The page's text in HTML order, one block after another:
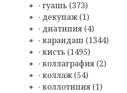
∙ гуашь (373)
∙ декупаж (1)
∙ диатипия (4)
∙ карандаш (1344)
∙ кисть (1495)
∙ коллаграфия (2)
∙ коллаж (54)
∙ коллотипия (1)